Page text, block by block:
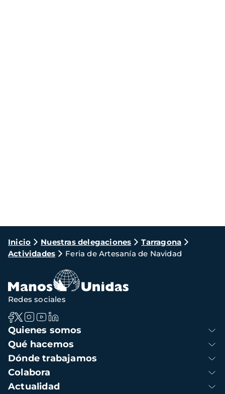
Ruta
de
navegación
Inicio Nuestras delegaciones
Tarragona
Actividades
Feria de Artesanía de Navidad
Navegación
principal
Quienes somos
Qué hacemos
Dónde trabajamos
Colabora
Actualidad
Redes sociales